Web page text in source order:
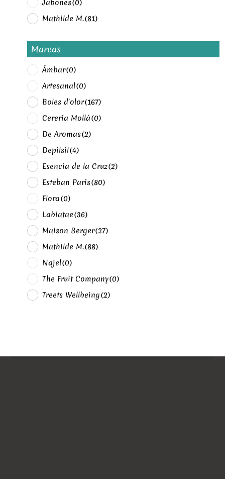
Jabones(0)
Mathilde M.(81)
Marcas
Ámbar(0)
Artesanal(0)
Boles d'olor(167)
Cerería Mollá(0)
De Aromas(2)
Depilsil(4)
Esencia de la Cruz(2)
Esteban París(80)
Flora(0)
Labiatae(36)
Maison Berger(27)
Mathilde M.(88)
Najel(0)
The Fruit Company(0)
Treets Wellbeing(2)